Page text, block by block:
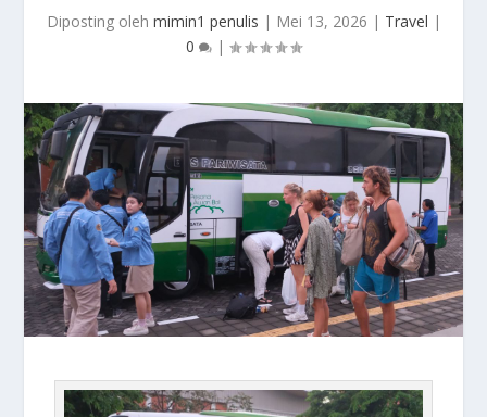
Diposting oleh mimin1 penulis | Mei 13, 2026 | Travel |
0
|